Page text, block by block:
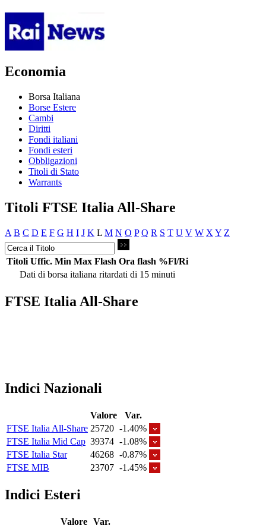
Economia
Borsa Italiana
Borse Estere
Cambi
Diritti
Fondi italiani
Fondi esteri
Obbligazioni
Titoli di Stato
Warrants
Titoli FTSE Italia All-Share
A B C D E F G H I J K L M N O P Q R S T U V W X Y Z
Titoli Uffic. Min Max Flash Ora flash %Fl/Ri
Dati di borsa italiana ritardati di 15 minuti
FTSE Italia All-Share
Indici Nazionali
Valore
Var.
FTSE Italia All-Share 25720 -1.40%
FTSE Italia Mid Cap 39374 -1.08%
FTSE Italia Star
46268 -0.87%
FTSE MIB
23707 -1.45%
Indici Esteri
Valore Var.